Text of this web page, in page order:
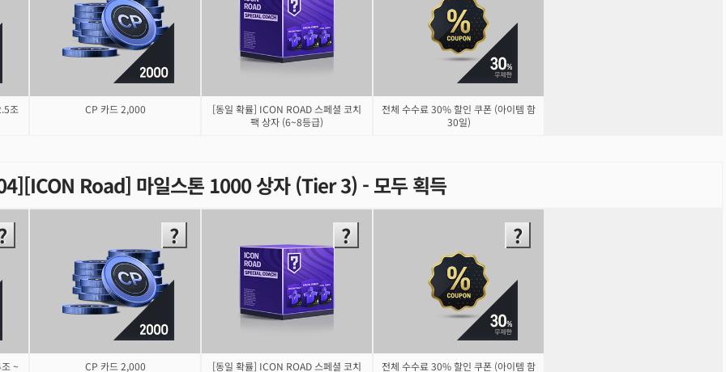
조 CP 카드 2,000
[동일 확률] ICON ROAD 스페셜 코치
팩 상자 (6~8등급)
전체 수수료 30% 할인 쿠폰 (아이템 함
30일)
Road] 마일스톤 1000 상자 (Tier 3) - 모두 획득
~ CP 카드 2,000 [동일 확률] ICON ROAD 스페셜 코치 전체 수수료 30% 할인 쿠폰 (아이템 함